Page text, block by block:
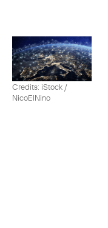
Credits: iStock /
NicoElNino